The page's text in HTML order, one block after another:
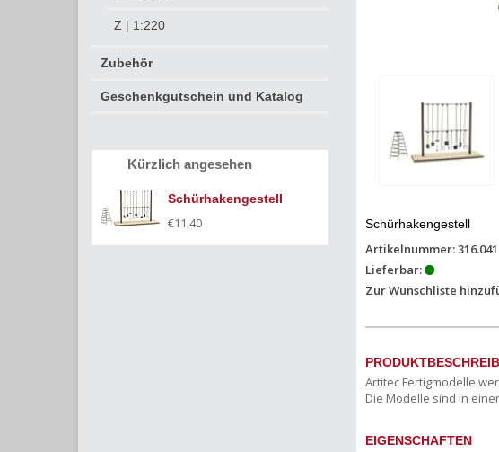
Z | 1:220
Zubehör
Geschenkgutschein und Katalog
Kürzlich angesehen
Schürhakengestell
€11,40 Schürhakengestell
Artikelnummer: 316.041
Lieferbar:
Zur Wunschliste
Artitec Fertigmodelle
Die Modelle sind in
EIGENSCHAFTEN